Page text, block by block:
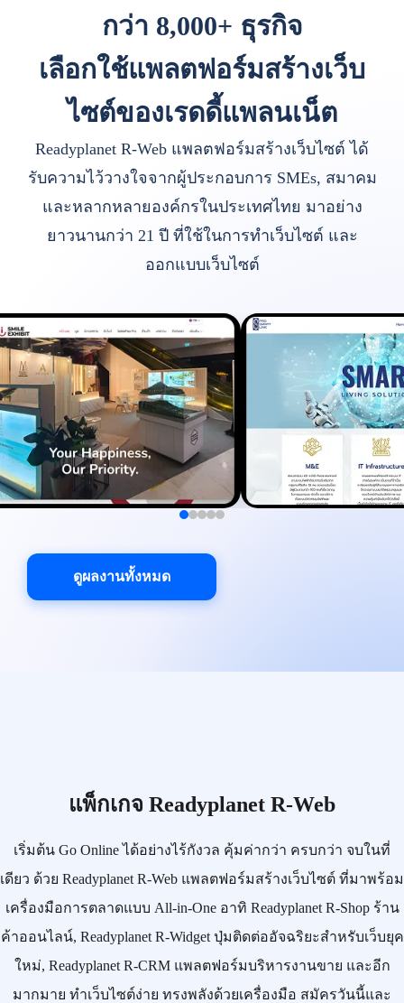
กว่า 8,000+ ธุรกิจ
เลือกใช้แพลตฟอร์มสร้างเว็บ
ไซต์ของเรดดี้แพลนเน็ต
Readyplanet R-Web แพลตฟอร์มสร้างเว็บไซต์ ได้
รับความไว้วางใจจากผู้ประกอบการ SMEs, สมาคม
และหลากหลายองค์กรในประเทศไทย มาอย่าง
ยาวนานกว่า 21 ปี ที่ใช้ในการทำเว็บไซต์ และ
ออกแบบเว็บไซต์
ดูผลงานทั้งหมด
แพ็กเกจ Readyplanet R-Web
เริ่มต้น Go Onlineได้อย่างไร้กังวล คุ้มค่ากว่า ครบกว่า จบในที่
เดียว ด้วย Readyplanet R-Web แพลตฟอร์มสร้างเว็บไซต์ ที่มาพร้อม
เครื่องมือการตลาดแบบ All-in-Oneอาทิ Readyplanet R-Shopร้าน
ค้าออนไลน์, Readyplanet R-Widgetปุ่มติดต่ออัจฉริยะสำหรับเว็บยุค
ใหม่, Readyplanet R-CRMแพลตฟอร์มบริหารงานขาย และอีก
มากมาย ทำเว็บไซต์ง่าย ทรงพลังด้วยเครื่องมือ สมัครวันนี้และ